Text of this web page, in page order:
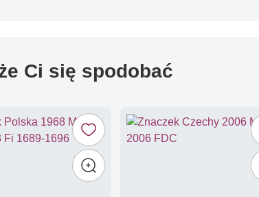
Ci się spodobać